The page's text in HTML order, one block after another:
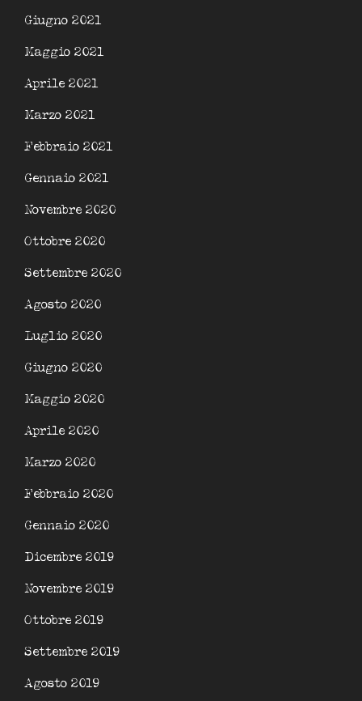
Giugno 2021
Maggio 2021
Aprile 2021
Marzo 2021
Febbraio 2021
Gennaio 2021
Novembre 2020
Ottobre 2020
Settembre 2020
Agosto 2020
Luglio 2020
Giugno 2020
Maggio 2020
Aprile 2020
Marzo 2020
Febbraio 2020
Gennaio 2020
Dicembre 2019
Novembre 2019
Ottobre 2019
Settembre 2019
Agosto 2019